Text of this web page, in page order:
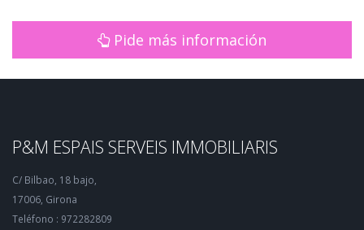
Pide más información
P&M ESPAIS SERVEIS IMMOBILIARIS
C/ Bilbao, 18 bajo,
17006, Girona
Teléfono : 972282809